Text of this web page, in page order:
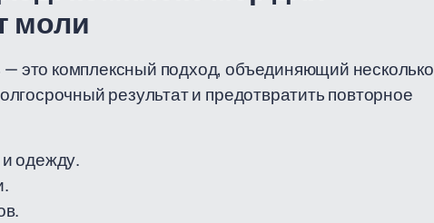
моли
это комплексный подход, объединяющий несколько
результат и предотвратить повторное
одежду.